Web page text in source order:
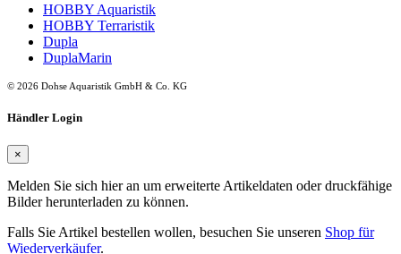
HOBBY Aquaristik
HOBBY Terraristik
Dupla
DuplaMarin
© 2026 Dohse Aquaristik GmbH & Co. KG
Händler Login
×
Melden Sie sich hier an um erweiterte Artikeldaten oder druckfähige
Bilder herunterladen zu können.
Falls Sie Artikel bestellen wollen, besuchen Sie unseren Shop für
Wiederverkäufer.